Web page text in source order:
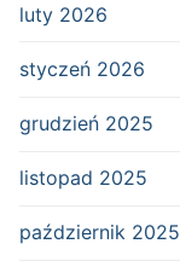
luty 2026
styczeń 2026
grudzień 2025
listopad 2025
październik 2025